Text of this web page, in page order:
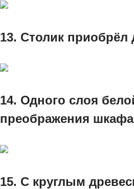
13. Столик
14. Одного слоя
преображения
15. С круглым